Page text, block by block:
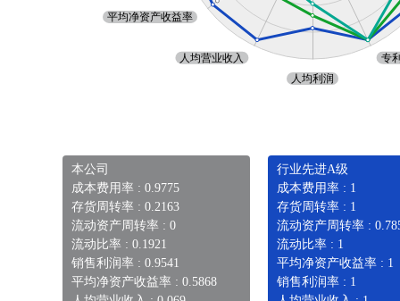
本公司
成本费用率 : 0.9775
存货周转率 : 0.2163
流动资产周转率 : 0
流动比率 : 0.1921
销售利润率 : 0.9541
平均净资产收益率 : 0.5868
行业先进A级
成本费用率 : 1
存货周转率 : 1
流动资产周转率 :
流动比率 : 1
平均净资产收益率 : 1
销售利润率 : 1